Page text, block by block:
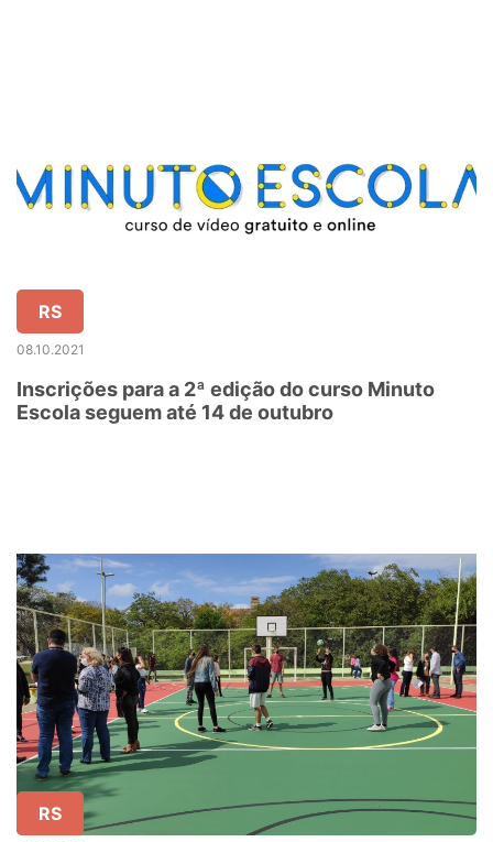
RS
08.10.2021
Inscrições para a 2ª edição do curso Minuto
Escola seguem até 14 de outubro
RS